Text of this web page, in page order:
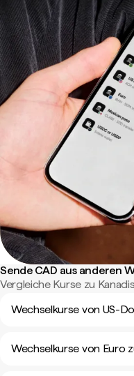
Sende CAD aus anderen
Vergleiche Kurse zu
Wechselkurse von US-
Wechselkurse von Euro